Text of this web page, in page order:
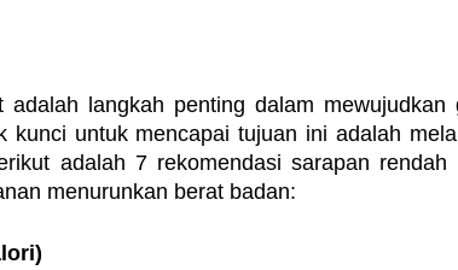
langkah penting dalam mewujudkan
kunci untuk mencapai tujuan ini adalah
adalah 7 rekomendasi sarapan rendah
menurunkan berat badan: